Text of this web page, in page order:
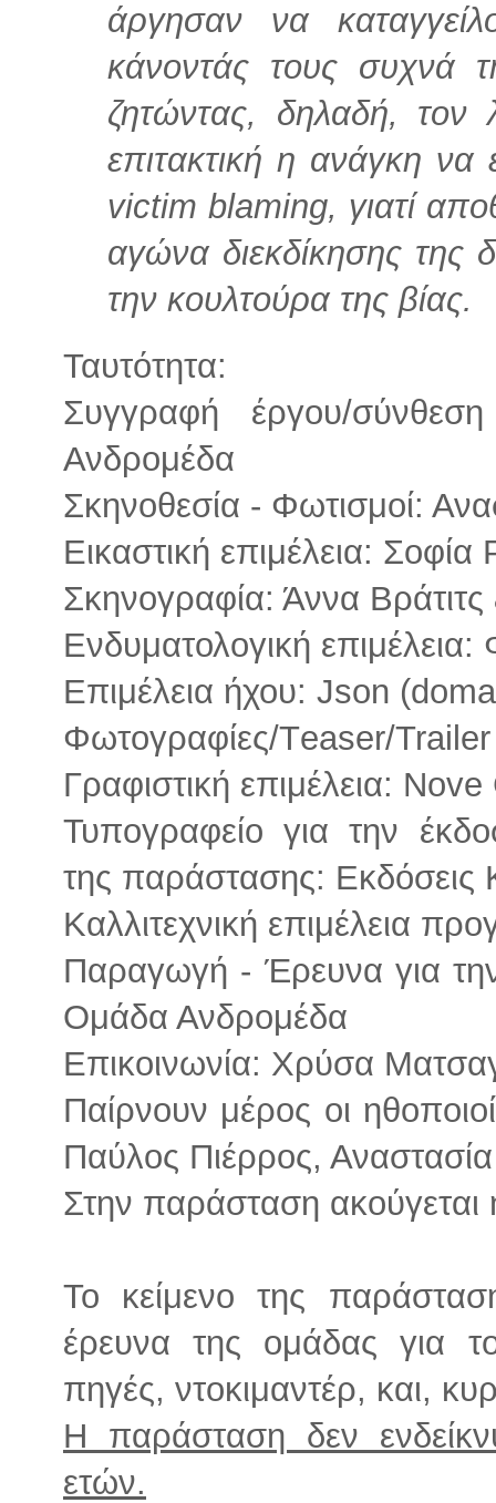
άργησαν να
κάνοντάς τους συχνά
ζητώντας, δηλαδή, τον
επιτακτική η ανάγκη να
victim blaming, γιατί
αγώνα διεκδίκησης της
την κουλτούρα της βίας.
Ταυτότητα:
Συγγραφή έργου/
Ανδρομέδα
Σκηνοθεσία - Φωτισμοί:
Εικαστική επιμέλεια:
Σκηνογραφία: Άννα
Ενδυματολογική
Επιμέλεια ήχου: Json
Φωτογραφίες/Τeaser/
Γραφιστική επιμέλεια:
Τυπογραφείο για την
της παράστασης:
Καλλιτεχνική επιμέλεια
Παραγωγή - Έρευνα για την
Ομάδα Ανδρομέδα
Επικοινωνία: Χρύσα
Παίρνουν μέρος οι
Παύλος Πιέρρος,
Στην παράσταση
Το κείμενο της
έρευνα της ομάδας για
πηγές, ντοκιμαντέρ, και,
Η παράσταση δεν
ετών.